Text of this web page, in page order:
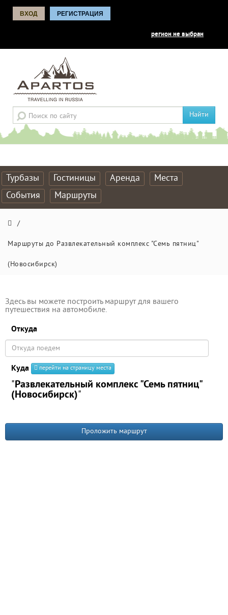
ВХОД РЕГИСТРАЦИЯ
регион не выбран
Найти
Турбазы Гостиницы Аренда
Места
События
Маршруты
/
Маршруты до Развлекательный комплекс "Семь пятниц"
(Новосибирск)
Здесь вы можете построить маршрут для вашего
путешествия на автомобиле.
Откуда
Куда перейти на страницу места
"Развлекательный комплекс "Семь пятниц"
(Новосибирск)"
Проложить маршрут